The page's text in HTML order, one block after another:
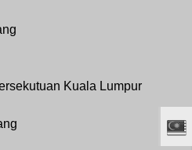
Kuala Lumpur